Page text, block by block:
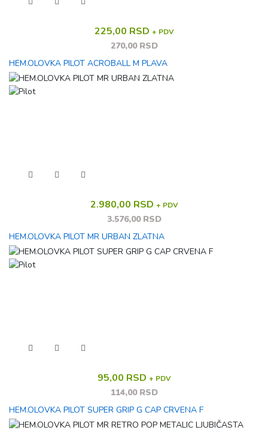
225,00 RSD + PDV
270,00 RSD
HEM.OLOVKA PILOT ACROBALL M PLAVA
2.980,00 RSD + PDV
3.576,00 RSD
HEM.OLOVKA PILOT MR URBAN ZLATNA
95,00 RSD + PDV
114,00 RSD
HEM.OLOVKA PILOT SUPER GRIP G CAP CRVENA F